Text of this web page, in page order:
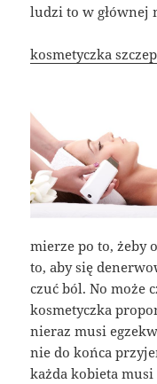
ludzi to w głównej
kosmetyczka
mierze po to, żeby
to, aby się
czuć ból. No może
kosmetyczka
nieraz musi
nie do końca
każda kobieta